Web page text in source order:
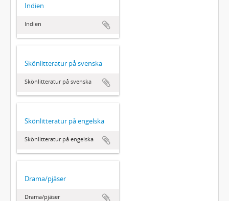
Indien
Indien
Skönlitteratur på svenska
Skönlitteratur på svenska
Skönlitteratur på engelska
Skönlitteratur på engelska
Drama/pjäser
Drama/pjäser